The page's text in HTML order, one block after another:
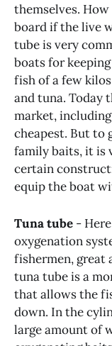
themselves.
board if the live
tube is very
boats for
fish of a few
and tuna. Today
market,
cheapest. But to
family baits, it is
certain
equip the boat
Tuna tube -
oxygenation
fishermen, great
tuna tube is a
that allows the
down. In the
large amount of